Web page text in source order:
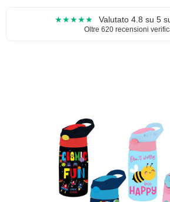
★★★★★ Valutato 4.8 su 5
Oltre 620 recensioni